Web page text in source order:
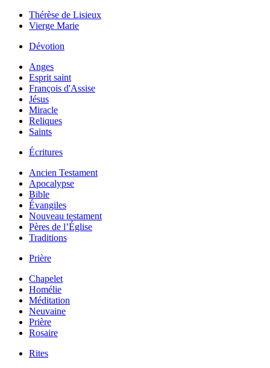
Thérèse de Lisieux
Vierge Marie
Dévotion
Anges
Esprit saint
François d'Assise
Jésus
Miracle
Reliques
Saints
Écritures
Ancien Testament
Apocalypse
Bible
Évangiles
Nouveau testament
Pères de l’Église
Traditions
Prière
Chapelet
Homélie
Méditation
Neuvaine
Prière
Rosaire
Rites